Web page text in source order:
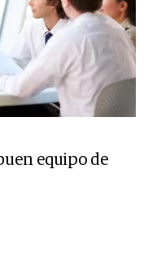
equipo de